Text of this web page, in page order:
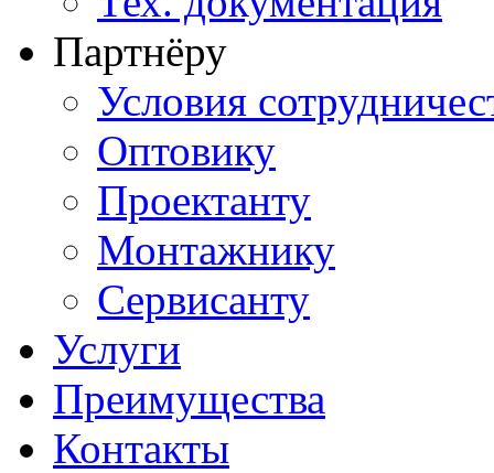
Партнёру
Условия
Оптовику
Проектанту
Монтажнику
Сервисанту
Услуги
Преимущества
Контакты